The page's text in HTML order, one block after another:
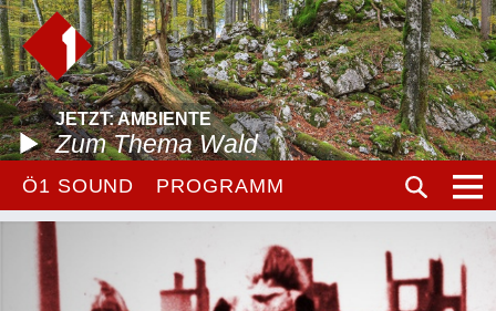
JETZT: AMBIENTE
Zum Thema Wald
Ö1 SOUND PROGRAMM